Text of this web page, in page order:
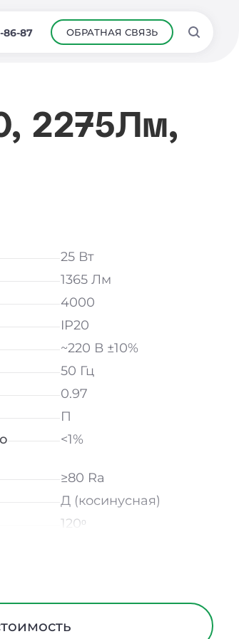
86-87 ОБРАТНАЯ СВЯЗЬ
2275Лм,
25 Вт
1365 Лм
4000
IP20
~220 В ±10%
50 Гц
0.97
П
<1%
≥80 Ra
Д (косинусная)
120ᵒ